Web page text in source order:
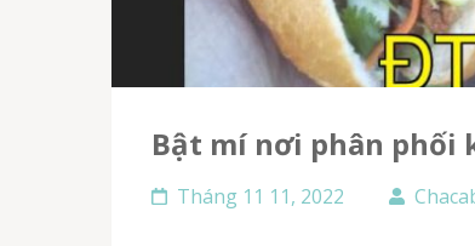
Bật mí nơi phân
Tháng 11 11, 2022